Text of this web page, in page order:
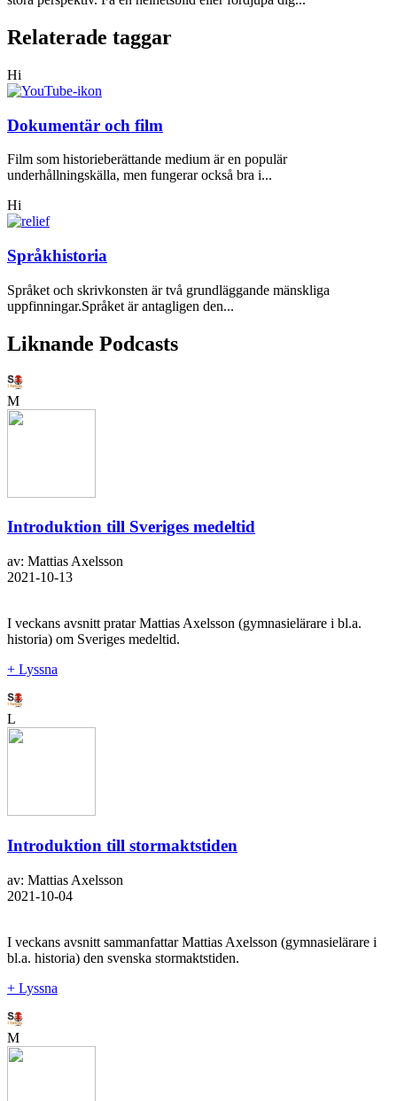
Relaterade taggar
Hi
Dokumentär och film
Film som historieberättande medium är en populär
underhållningskälla, men fungerar också bra i...
Hi
Språkhistoria
Språket och skrivkonsten är två grundläggande mänskliga
uppfinningar.Språket är antagligen den...
Liknande Podcasts
M
Introduktion till Sveriges medeltid
av: Mattias Axelsson
2021-10-13
I veckans avsnitt pratar Mattias Axelsson (gymnasielärare i bl.a.
historia) om Sveriges medeltid.
+ Lyssna
L
Introduktion till stormaktstiden
av: Mattias Axelsson
2021-10-04
I veckans avsnitt sammanfattar Mattias Axelsson (gymnasielärare i
bl.a. historia) den svenska stormaktstiden.
+ Lyssna
M